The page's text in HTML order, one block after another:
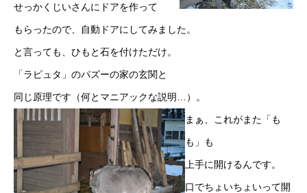
せっかくじいさんにドアを作って
もらったので、自動ドアにしてみました。
と言っても、ひもと石を付けただけ。
「ラピュタ」のパズーの家の玄関と
同じ原理です（何とマニアックな説明…）。
まぁ、これがまた「も
も」も
上手に開けるんです。
口でちょいちょいって開